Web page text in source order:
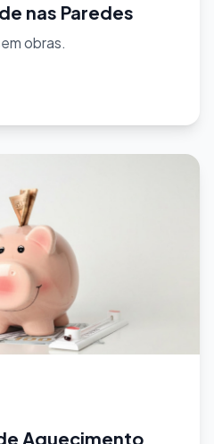
nas Paredes
obras.
Aquecimento